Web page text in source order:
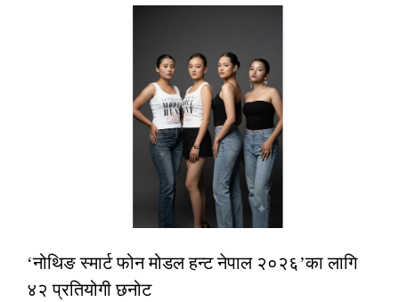
‘नोथिङ स्मार्ट फोन मोडल हन्ट नेपाल २०२६’का लागि
४२ प्रतियोगी छनोट